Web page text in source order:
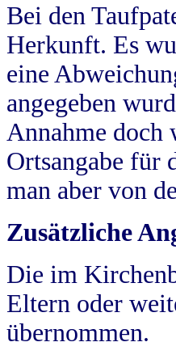
Bei den
Herkunft. Es
eine
angegeben
Annahme
Ortsangabe für
man aber von
Zusätzliche
Die im
Eltern oder
übernommen.